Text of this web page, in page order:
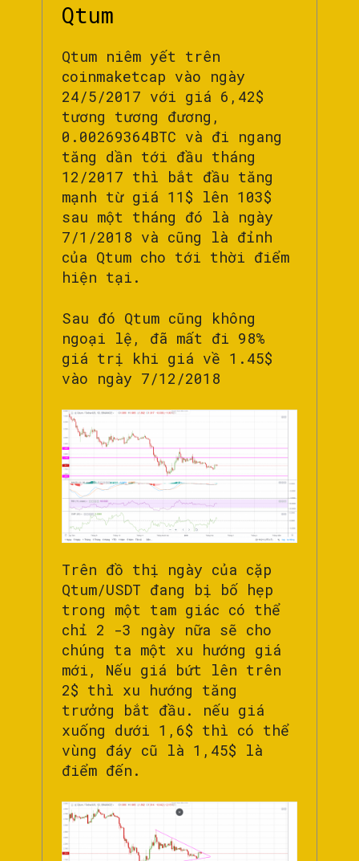
Qtum
Qtum niêm yết trên
coinmaketcap vào ngày
24/5/2017 với giá 6,42$
tương tương đương,
0.00269364BTC và đi ngang
tăng dần tới đầu tháng
12/2017 thì bắt đầu tăng
mạnh từ giá 11$ lên 103$
sau một tháng đó là ngày
7/1/2018 và cũng là đỉnh
của Qtum cho tới thời điểm
hiện tại.
Sau đó Qtum cũng không
ngoại lệ, đã mất đi 98%
giá trị khi giá về 1.45$
vào ngày 7/12/2018
Trên đồ thị ngày của cặp
Qtum/USDT đang bị bố hẹp
trong một tam giác có thể
chỉ 2 -3 ngày nữa sẽ cho
chúng ta một xu hướng giá
mới, Nếu giá bứt lên trên
2$ thì xu hướng tăng
trưởng bắt đầu. nếu giá
xuống dưới 1,6$ thì có thể
vùng đáy cũ là 1,45$ là
điểm đến.